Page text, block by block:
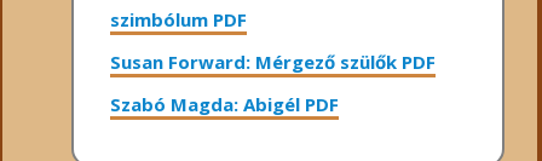
szimbólum PDF
Susan Forward: Mérgező szülők PDF
Szabó Magda: Abigél PDF